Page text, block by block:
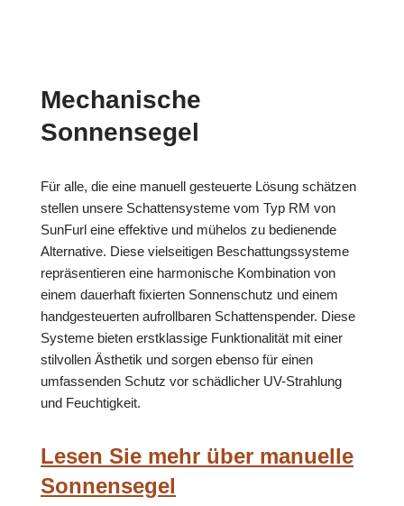
Mechanische
Sonnensegel
Für alle, die eine manuell gesteuerte Lösung schätzen
stellen unsere Schattensysteme vom Typ RM von
SunFurl eine effektive und mühelos zu bedienende
Alternative. Diese vielseitigen Beschattungssysteme
repräsentieren eine harmonische Kombination von
einem dauerhaft fixierten Sonnenschutz und einem
handgesteuerten aufrollbaren Schattenspender. Diese
Systeme bieten erstklassige Funktionalität mit einer
stilvollen Ästhetik und sorgen ebenso für einen
umfassenden Schutz vor schädlicher UV-Strahlung
und Feuchtigkeit.
Lesen Sie mehr über manuelle
Sonnensegel